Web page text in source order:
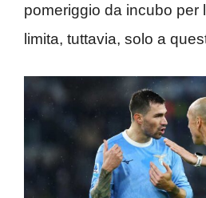
pomeriggio da incubo per
limita, tuttavia, solo a